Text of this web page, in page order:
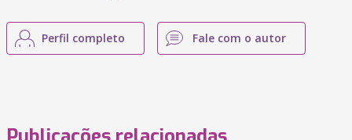
Perfil completo Fale com o autor